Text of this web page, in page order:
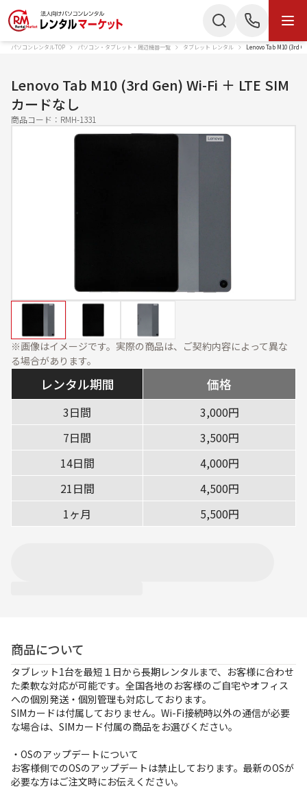
商品カテゴリー
ノートパソコン Mac
プロジェクター ペンタブレット
ソフトウェア・オプショ
ン
サービス・ソリューション
標準サービス 安心補償プラン
キッティング データ消去
設定・設置／オンサイト
ご利用ガイド
事例紹介
よくあるご質問
会社概要
かんたん見積もり
050-3135-2199
受付時間 9：00〜17：30（土日祝休）
パソコンレンタルTOP パソコン・タブレット・周辺機器一覧 タブレット レンタル Lenovo Tab M10 (3rd
レンタル期間 価格
3日間
3,000円
7日間
3,500円
14日間
4,000円
21日間
4,500円
1ヶ月
5,500円
※画像はイメージです。実際の商品は、ご契約内容によって異な
る場合があります。
Lenovo Tab M10 (3rd Gen) Wi-Fi ＋ LTE SIM
カードなし
商品コード： RMH-1331
商品について
タブレット1台を最短１日から長期レンタルまで、お客様に合わせ
た柔軟な対応が可能です。全国各地のお客様のご自宅やオフィス
への個別発送・個別管理も対応しております。
SIMカードは付属しておりません。Wi-Fi接続時以外の通信が必要
な場合は、SIMカード付属の商品をお選びください。
・OSのアップデートについて
お客様側でのOSのアップデートは禁止しております。最新のOSが
必要な方はご注文時にお伝えください。